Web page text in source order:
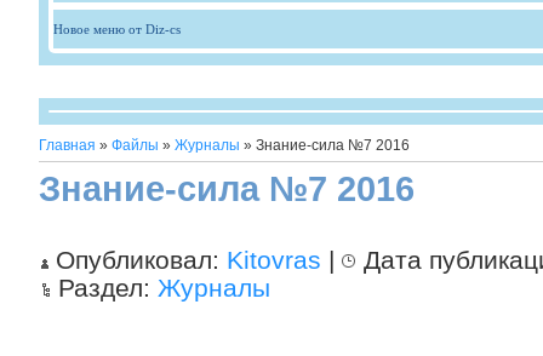
Новое меню от Diz-cs
Главная » Файлы » Журналы » Знание-сила №7 2016
Знание-сила №7 2016
Опубликовал: Kitovras |
Дата
Раздел: Журналы